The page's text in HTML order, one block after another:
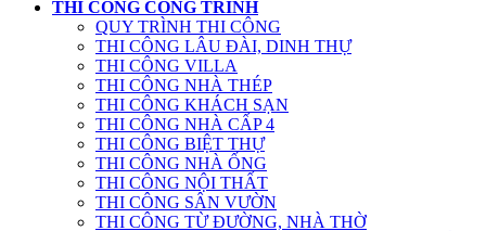
THI CÔNG CÔNG TRÌNH
QUY TRÌNH THI CÔNG
THI CÔNG LÂU ĐÀI, DINH THỰ
THI CÔNG VILLA
THI CÔNG NHÀ THÉP
THI CÔNG KHÁCH SẠN
THI CÔNG NHÀ CẤP 4
THI CÔNG BIỆT THỰ
THI CÔNG NHÀ ỐNG
THI CÔNG NỘI THẤT
THI CÔNG SÂN VƯỜN
THI CÔNG TỪ ĐƯỜNG, NHÀ THỜ